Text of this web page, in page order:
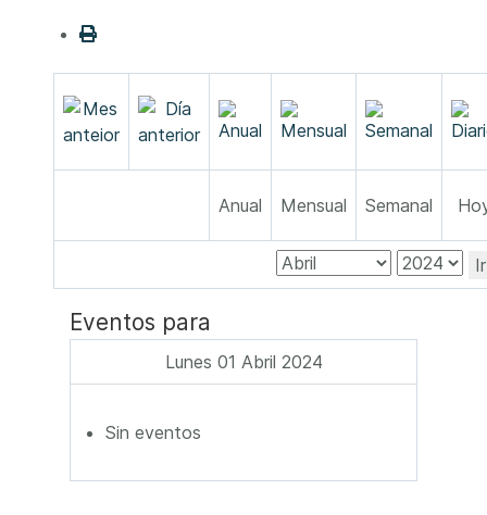
Anual Mensual Semanal
Eventos para
Lunes 01 Abril 2024
Sin eventos